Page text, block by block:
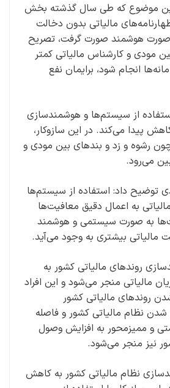
این موضوع که طی سال گذشته بخش
مالیاتی بدون دخالت
صورت هوشمند صورت گرفت، تصریح
مودی و کارشناس مالیاتی کمتر
انجام شود، برایمان نفع
از سیستم‌ها و هوشمندسازی
کاهش پیدا می‌کند. در این سازوکار،
رشوه و زد و بندهای بین مودی و
می‌رود.
توضیح داد: استفاده از سیستم‌ها
به اعمال دقیق معافیت‌ها
به صورت سیستمی و هوشمند
مالیاتی بیشتری به وجود می‌آید.
روندهای مالیاتی کشور به
مالیاتی منجر می‌شود و این افراد
روندهای مالیاتی کشور
نظام مالیاتی کشور و فاصله
و ممیزمحور به افزایش وصول
نیز منجر می‌شود.
نظام مالیاتی کشور به کاهش